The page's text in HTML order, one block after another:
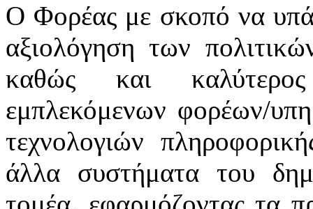
Ο Φορέας με σκοπό να
αξιολόγηση των
καθώς και
εμπλεκόμενων φορέων/
τεχνολογιών
άλλα συστήματα του